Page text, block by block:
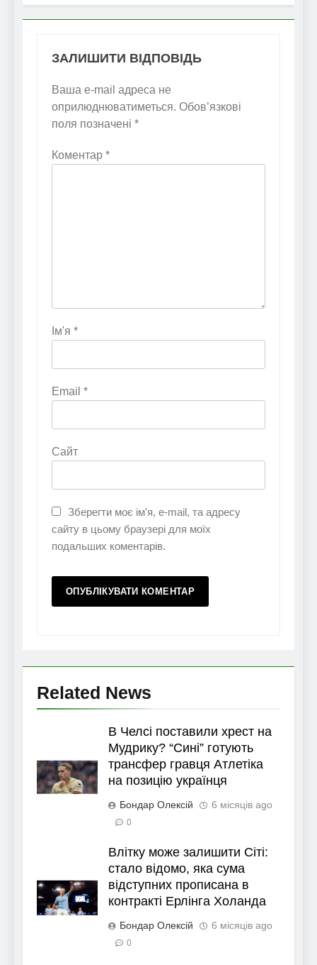
ЗАЛИШИТИ ВІДПОВІДЬ
Ваша e-mail адреса не
оприлюднюватиметься. Обов’язкові
поля позначені *
Коментар *
Ім'я *
Email *
Сайт
Зберегти моє ім'я, e-mail, та адресу
сайту в цьому браузері для моїх
подальших коментарів.
Related News
В Челсі поставили хрест на
Мудрику? “Сині” готують
трансфер гравця Атлетіка
на позицію українця
Бондар Олексій 6 місяців ago
0
Влітку може залишити Сіті:
стало відомо, яка сума
відступних прописана в
контракті Ерлінга Холанда
Бондар Олексій 6 місяців ago
0